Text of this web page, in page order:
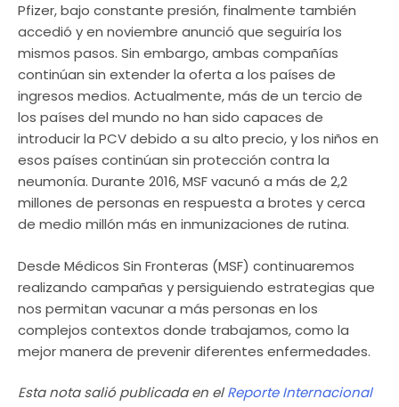
Pfizer, bajo constante presión, finalmente también
accedió y en noviembre anunció que seguiría los
mismos pasos. Sin embargo, ambas compañías
continúan sin extender la oferta a los países de
ingresos medios. Actualmente, más de un tercio de
los países del mundo no han sido capaces de
introducir la PCV debido a su alto precio, y los niños en
esos países continúan sin protección contra la
neumonía. Durante 2016, MSF vacunó a más de 2,2
millones de personas en respuesta a brotes y cerca
de medio millón más en inmunizaciones de rutina.
Desde Médicos Sin Fronteras (MSF) continuaremos
realizando campañas y persiguiendo estrategias que
nos permitan vacunar a más personas en los
complejos contextos donde trabajamos, como la
mejor manera de prevenir diferentes enfermedades.
Esta nota salió publicada en elReporte Internacional